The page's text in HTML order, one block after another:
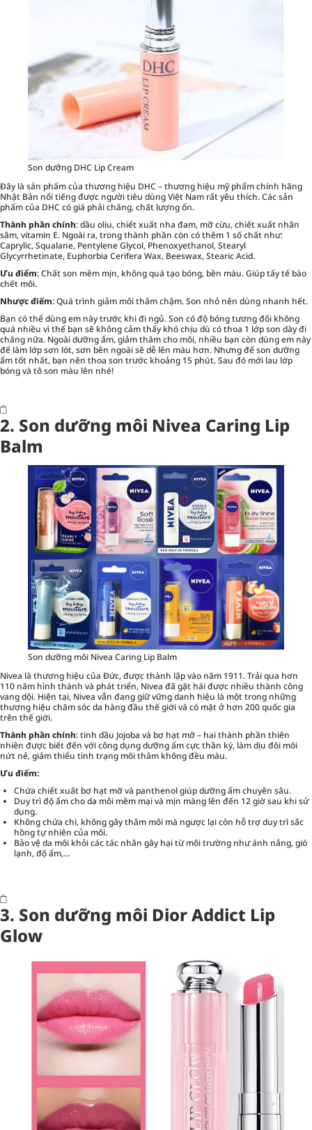
Son dưỡng DHC Lip Cream
Đây là sản phẩm của thương hiệu DHC – thương hiệu mỹ phẩm chính hãng
Nhật Bản nổi tiếng được người tiêu dùng Việt Nam rất yêu thích. Các sản
phẩm của DHC có giá phải chăng, chất lượng ổn.
Thành phần chính: dầu oliu, chiết xuất nha đam, mỡ cừu, chiết xuất nhân
sâm, vitamin E. Ngoài ra, trong thành phần còn có thêm 1 số chất như:
Caprylic, Squalane, Pentylene Glycol, Phenoxyethanol, Stearyl
Glycyrrhetinate, Euphorbia Cerifera Wax, Beeswax, Stearic Acid.
Ưu điểm: Chất son mềm mịn, không quá tạo bóng, bền màu. Giúp tẩy tế bào
chết môi.
Nhược điểm: Quá trình giảm môi thâm chậm. Son nhỏ nên dùng nhanh hết.
Bạn có thể dùng em này trước khi đi ngủ. Son có độ bóng tương đối không
quá nhiều vì thế bạn sẽ không cảm thấy khó chịu dù có thoa 1 lớp son dày đi
chăng nữa. Ngoài dưỡng ẩm, giảm thâm cho môi, nhiều bạn còn dùng em này
để làm lớp sơn lót, sơn bên ngoài sẽ dễ lên màu hơn. Nhưng để son dưỡng
ẩm tốt nhất, bạn nên thoa son trước khoảng 15 phút. Sau đó mới lau lớp
bóng và tô son màu lên nhé!
2. Son dưỡng môi Nivea Caring Lip
Balm
Son dưỡng môi Nivea Caring Lip Balm
Nivea là thương hiệu của Đức, được thành lập vào năm 1911. Trải qua hơn
110 năm hình thành và phát triển, Nivea đã gặt hái được nhiều thành công
vang dội. Hiện tại, Nivea vẫn đang giữ vững danh hiệu là một trong những
thương hiệu chăm sóc da hàng đầu thế giới và có mặt ở hơn 200 quốc gia
trên thế giới.
Thành phần chính: tinh dầu Jojoba và bơ hạt mỡ – hai thành phần thiên
nhiên được biết đến với công dụng dưỡng ẩm cực thần kỳ, làm dịu đôi môi
nứt nẻ, giảm thiểu tình trạng môi thâm không đều màu.
Ưu điểm:
Chứa chiết xuất bơ hạt mỡ và panthenol giúp dưỡng ẩm chuyên sâu.
Duy trì độ ẩm cho da môi mềm mại và mịn màng lên đến 12 giờ sau khi sử
dụng.
Không chứa chì, không gây thâm môi mà ngược lại còn hỗ trợ duy trì sắc
hồng tự nhiên của môi.
Bảo vệ da môi khỏi các tác nhân gây hại từ môi trường như ánh nắng, gió
lạnh, độ ẩm,…
3. Son dưỡng môi Dior Addict Lip
Glow